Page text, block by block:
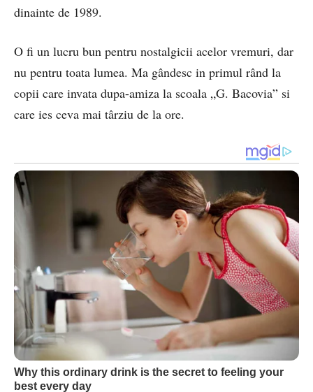
dinainte de 1989.
O fi un lucru bun pentru nostalgicii acelor vremuri, dar
nu pentru toata lumea. Ma gândesc in primul rând la
copii care invata dupa-amiza la scoala „G. Bacovia” si
care ies ceva mai târziu de la ore.